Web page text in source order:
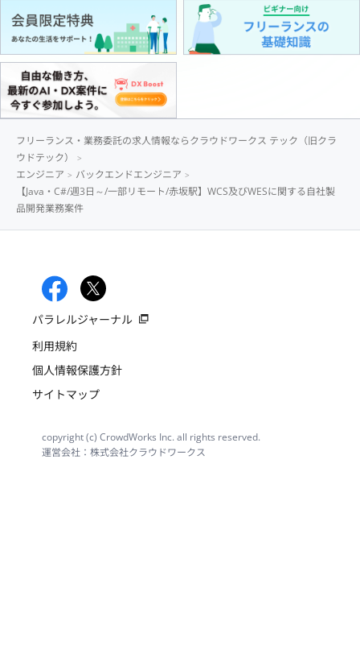
フリーランス・業務委託の求人情報ならクラウドワークス テック（旧クラ
ウドテック）
エンジニア
バックエンドエンジニア
【Java・C#/週3日～/一部リモート/赤坂駅】WCS及びWESに関する自社製
品開発業務案件
パラレルジャーナル
利用規約
個人情報保護方針
サイトマップ
copyright (c) CrowdWorks Inc. all rights reserved.
運営会社：株式会社クラウドワークス